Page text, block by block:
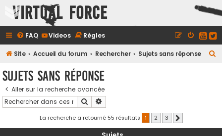
Virtual Force
FAQ Videos Règles
Site Accueil du forum Rechercher Sujets sans réponse
c
Sujets sans réponse
Aller sur la recherche avancée
Rechercher
La recherche a retourné 55 résultats 1 2 3